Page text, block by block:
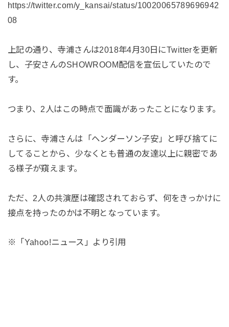
https://twitter.com/y_kansai/status/10020065789696942
08
上記の通り、寺浦さんは2018年4月30日にTwitterを更新
し、子安さんのSHOWROOM配信を宣伝していたので
す。
つまり、2人はこの時点で面識があったことになります。
さらに、寺浦さんは「ヘンダーソン子安」と呼び捨てに
してることから、少なくとも普通の友達以上に親密であ
る様子が窺えます。
ただ、2人の共演歴は確認されておらず、何をきっかけに
接点を持ったのかは不明となっています。
※「Yahoo!ニュース」より引用